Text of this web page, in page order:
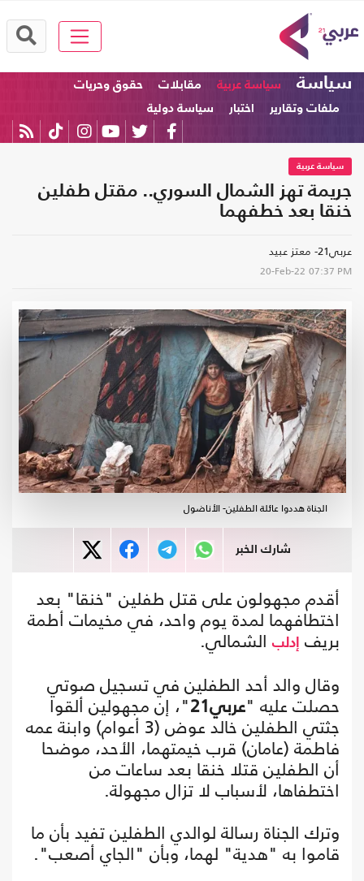
سياسة سياسة عربية مقابلات
حقوق وحريات
ملفات وتقارير
اختبار سياسة دولية
سياسة عربية
جريمة تهز الشمال السوري.. مقتل طفلين
خنقا بعد خطفهما
عربي21- معتز عبيد
20-Feb-22 07:37 PM
الجناة هددوا عائلة الطفلين- الأناضول
شارك الخبر
أقدم مجهولون على قتل طفلين "خنقا" بعد
اختطافهما لمدة يوم واحد، في مخيمات أطمة
بريف إدلب الشمالي.
وقال والد أحد الطفلين في تسجيل صوتي
حصلت عليه "عربي21 "، إن مجهولين ألقوا
جثتي الطفلين خالد عوض (3 أعوام) وابنة عمه
فاطمة (عامان) قرب خيمتهما، الأحد، موضحا
أن الطفلين قتلا خنقا بعد ساعات من
اختطفاها، لأسباب لا تزال مجهولة.
وترك الجناة رسالة لوالدي الطفلين تفيد بأن ما
قاموا به "هدية" لهما، وبأن "الجاي أصعب".